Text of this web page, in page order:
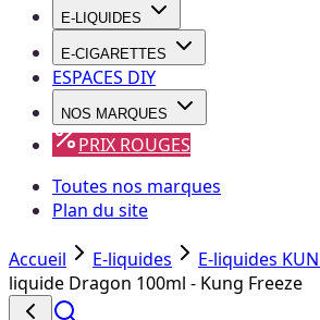
E-LIQUIDES
E-CIGARETTES
ESPACES DIY
NOS MARQUES
PRIX ROUGES
Toutes nos marques
Plan du site
Accueil E-liquides E-liquides
liquide Dragon 100ml - Kung Freeze